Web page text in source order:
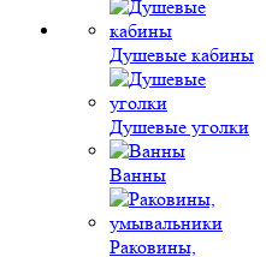
Душевые кабины
Душевые уголки
Ванны
Раковины,